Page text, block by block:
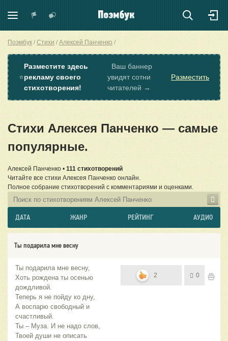
Поэмбук Стихи Алексей Панченко
⭐
Разместите здесь
рекламу своего
стихотворения!
Ваш баннер
увидят сотни
читателей →
Разместить
Стихи Алексея Панченко — самые
популярные.
Алексей Панченко • 111 стихотворений
Читайте все стихи Алексея Панченко онлайн.
Полное собрание стихотворений с комментариями и оценками.
ДАТА ЖАНР РЕЙТИНГ АУДИО
Ты подарила мне весну
Ты подарила мне весну,
Хоть рождена ты осенью
дождливой.
Теперь я не пойду ко дну,
А воспарю свободный и
счастливый.
Ты – Муза. И не надо слов,
Твоей души не описать
2 0